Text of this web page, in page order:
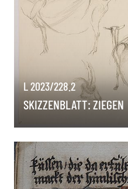
L 2023/228.2
SKIZZENBLATT: ZIEGEN